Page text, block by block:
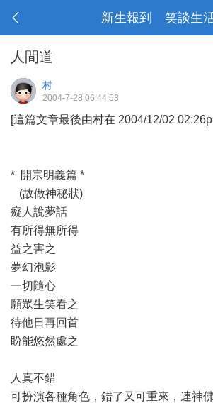
新生報到 笑談生
人間道
村
2004-7-28 06:44:53
[這篇文章最後由村在 2004/12/02
* 開宗明義篇 *
(故做神秘狀)
癡人說夢話
有所得無所得
益之害之
夢幻泡影
一切隨心
願眾生笑看之
待他日再回首
盼能悠然處之
人真不錯
可扮演各種角色，錯了又可重來，連神